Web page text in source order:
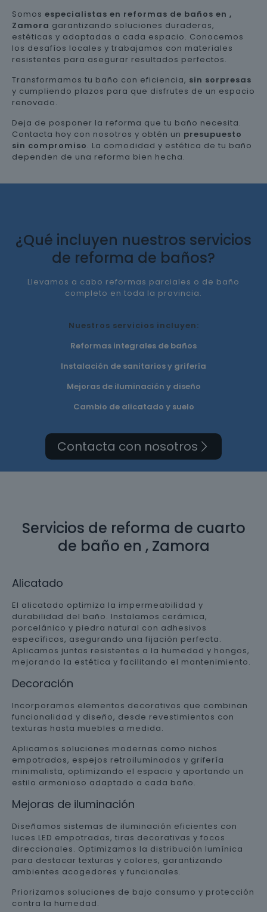
Somos especialistas en reformas de baños en ,
Zamora garantizando soluciones duraderas,
estéticas y adaptadas a cada espacio. Conocemos
los desafíos locales y trabajamos con materiales
resistentes para asegurar resultados perfectos.
Transformamos tu baño con eficiencia, sin sorpresas
y cumpliendo plazos para que disfrutes de un espacio
renovado.
Deja de posponer la reforma que tu baño necesita.
Contacta hoy con nosotros y obtén un presupuesto
sin compromiso. La comodidad y estética de tu baño
dependen de una reforma bien hecha.
¿Qué incluyen nuestros servicios
de reforma de baños?
Llevamos a cabo reformas parciales o de baño
completo en toda la provincia.
Nuestros servicios incluyen:
Reformas integrales de baños
Instalación de sanitarios y grifería
Mejoras de iluminación y diseño
Cambio de alicatado y suelo
Contacta con nosotros
Servicios de reforma de cuarto
de baño en , Zamora
Alicatado
El alicatado optimiza la impermeabilidad y
durabilidad del baño. Instalamos cerámica,
porcelánico y piedra natural con adhesivos
específicos, asegurando una fijación perfecta.
Aplicamos juntas resistentes a la humedad y hongos,
mejorando la estética y facilitando el mantenimiento.
Decoración
Incorporamos elementos decorativos que combinan
funcionalidad y diseño, desde revestimientos con
texturas hasta muebles a medida.
Aplicamos soluciones modernas como nichos
empotrados, espejos retroiluminados y grifería
minimalista, optimizando el espacio y aportando un
estilo armonioso adaptado a cada baño.
Mejoras de iluminación
Diseñamos sistemas de iluminación eficientes con
luces LED empotradas, tiras decorativas y focos
direccionales. Optimizamos la distribución lumínica
para destacar texturas y colores, garantizando
ambientes acogedores y funcionales.
Priorizamos soluciones de bajo consumo y protección
contra la humedad.